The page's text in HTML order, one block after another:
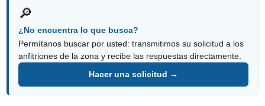
🔎
¿No encuentra lo que busca?
Permítanos buscar por usted: transmitimos su solicitud a los
anfitriones de la zona y recibe las respuestas directamente.
Hacer una solicitud →